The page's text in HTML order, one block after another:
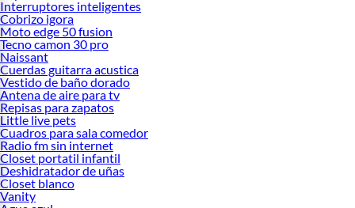
Interruptores inteligentes
Cobrizo igora
Moto edge 50 fusion
Tecno camon 30 pro
Naissant
Cuerdas guitarra acustica
Vestido de baño dorado
Antena de aire para tv
Repisas para zapatos
Little live pets
Cuadros para sala comedor
Radio fm sin internet
Closet portatil infantil
Deshidratador de uñas
Closet blanco
Vanity